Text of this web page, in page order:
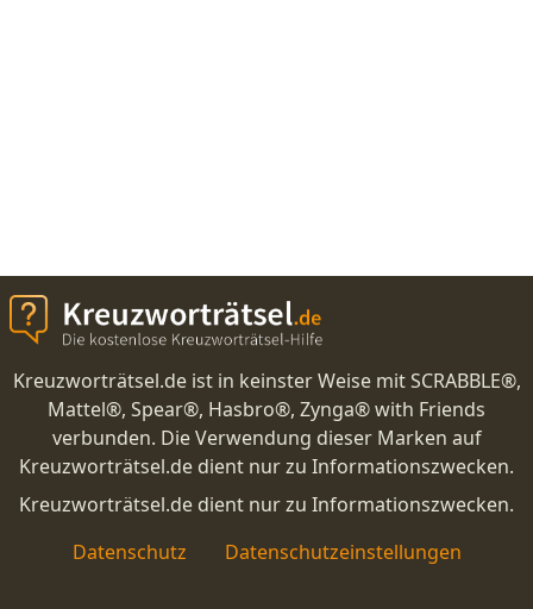
Kreuzworträtsel.de ist in keinster Weise mit SCRABBLE®,
Mattel®, Spear®, Hasbro®, Zynga® with Friends
verbunden. Die Verwendung dieser Marken auf
Kreuzworträtsel.de dient nur zu Informationszwecken.
Kreuzworträtsel.de dient nur zu Informationszwecken.
Datenschutz
Datenschutzeinstellungen